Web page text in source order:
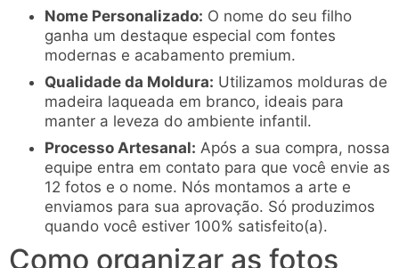
Nome Personalizado: O nome do seu filho
ganha um destaque especial com fontes
modernas e acabamento premium.
Qualidade da Moldura: Utilizamos molduras de
madeira laqueada em branco, ideais para
manter a leveza do ambiente infantil.
Processo Artesanal: Após a sua compra, nossa
equipe entra em contato para que você envie as
12 fotos e o nome. Nós montamos a arte e
enviamos para sua aprovação. Só produzimos
quando você estiver 100% satisfeito(a).
Como organizar as fotos